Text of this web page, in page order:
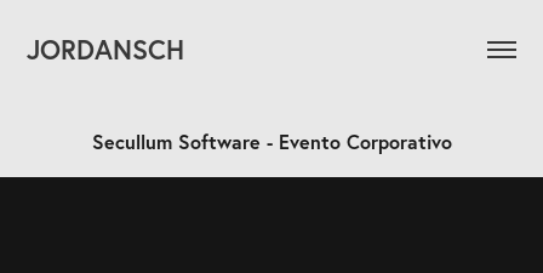
JORDANSCH
Secullum Software - Evento Corporativo